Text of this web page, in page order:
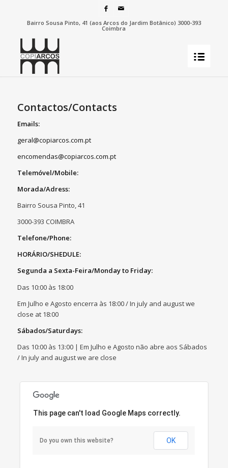
Bairro Sousa Pinto, 41 (aos Arcos do Jardim Botânico) 3000-393
Coimbra
Contactos/Contacts
Emails:
geral@copiarcos.com.pt
encomendas@copiarcos.com.pt
Telemóvel/Mobile:
Morada/Adress:
Bairro Sousa Pinto, 41
3000-393 COIMBRA
Telefone/Phone:
HORÁRIO/SHEDULE:
Segunda a Sexta-Feira/Monday to Friday:
Das 10:00 às 18:00
Em Julho e Agosto encerra às 18:00 / In july and august we
close at 18:00
Sábados/Saturdays:
Das 10:00 às 13:00 | Em Julho e Agosto não abre aos Sábados
/ In july and august we are close
This page can't load Google Maps correctly.
Do you own this website? OK